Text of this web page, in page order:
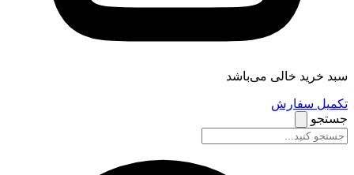
سبد خرید خالی می‌باشد
تکمیل سفارش
جستجو